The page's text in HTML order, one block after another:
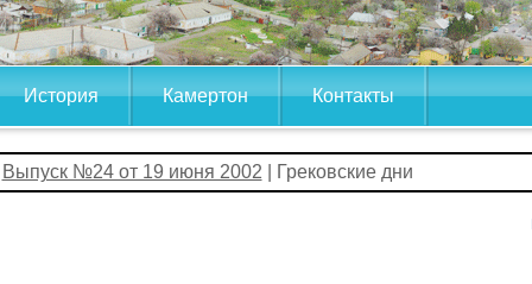
История Камертон Контакты
Выпуск №24 от 19 июня 2002 | Грековские дни